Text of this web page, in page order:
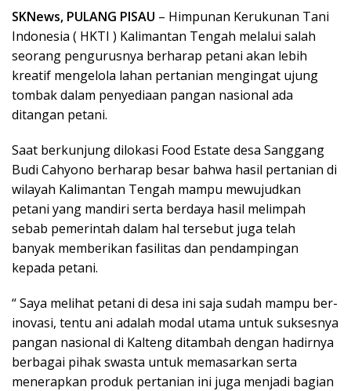
SKNews, PULANG PISAU – Himpunan Kerukunan Tani
Indonesia ( HKTI ) Kalimantan Tengah melalui salah
seorang pengurusnya berharap petani akan lebih
kreatif mengelola lahan pertanian mengingat ujung
tombak dalam penyediaan pangan nasional ada
ditangan petani.
Saat berkunjung dilokasi Food Estate desa Sanggang
Budi Cahyono berharap besar bahwa hasil pertanian di
wilayah Kalimantan Tengah mampu mewujudkan
petani yang mandiri serta berdaya hasil melimpah
sebab pemerintah dalam hal tersebut juga telah
banyak memberikan fasilitas dan pendampingan
kepada petani.
“ Saya melihat petani di desa ini saja sudah mampu ber-
inovasi, tentu ani adalah modal utama untuk suksesnya
pangan nasional di Kalteng ditambah dengan hadirnya
berbagai pihak swasta untuk memasarkan serta
menerapkan produk pertanian ini juga menjadi bagian